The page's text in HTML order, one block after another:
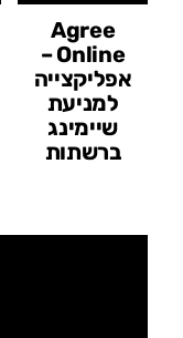
Agree
Online –
אפליקצייה
למניעת
שיימינג
ברשתות